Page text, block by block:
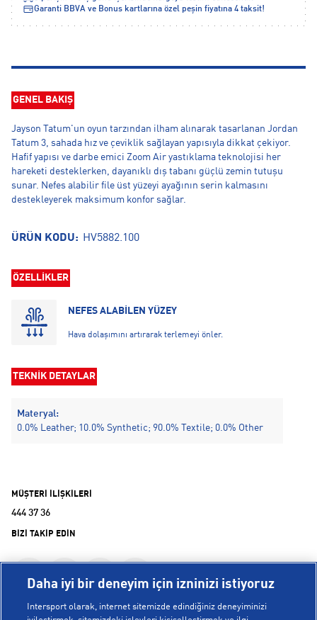
Garanti BBVA ve Bonus kartlarına özel peşin fiyatına 4 taksit!
GENEL BAKIŞ
Jayson Tatum'un oyun tarzından ilham alınarak tasarlanan Jordan
Tatum 3, sahada hız ve çeviklik sağlayan yapısıyla dikkat çekiyor.
Hafif yapısı ve darbe emici Zoom Air yastıklama teknolojisi her
hareketi desteklerken, dayanıklı dış tabanı güçlü zemin tutuşu
sunar. Nefes alabilir file üst yüzeyi ayağının serin kalmasını
destekleyerek maksimum konfor sağlar.
ÜRÜN KODU: HV5882.100
ÖZELLİKLER
NEFES ALABİLEN YÜZEY
Hava dolaşımını artırarak terlemeyi önler.
TEKNİK DETAYLAR
Materyal:
0.0% Leather; 10.0% Synthetic; 90.0% Textile; 0.0% Other
MÜŞTERİ İLİŞKİLERİ
444 37 36
BİZİ TAKİP EDİN
Daha iyi bir deneyim için izninizi istiyoruz
Intersport olarak, internet sitemizde edindiğiniz deneyiminizi